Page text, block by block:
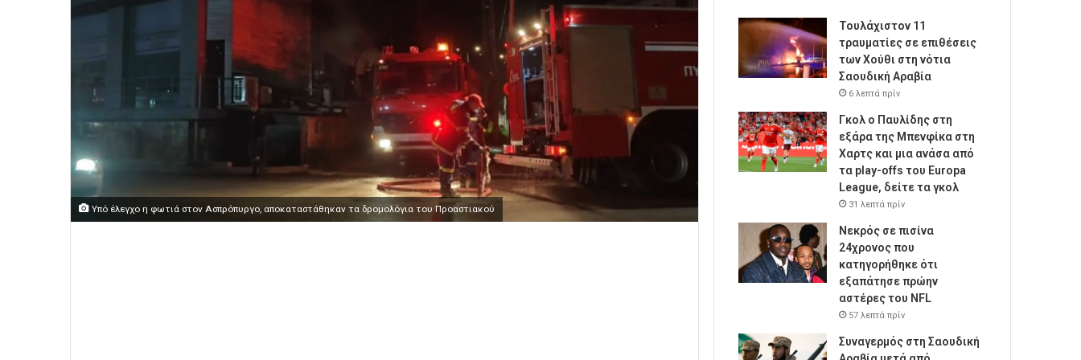
Υπό έλεγχο η φωτιά στον Ασπρόπυργο, αποκαταστάθηκαν τα δρομολόγια του Προαστιακού
Τουλάχιστον 11
τραυματίες σε επιθέσεις
των Χούθι στη νότια
Σαουδική Αραβία
6 λεπτά πρίν
Γκολ ο Παυλίδης στη
εξάρα της Μπενφίκα στη
Χαρτς και μια ανάσα από
τα play-offs του Europa
League, δείτε τα γκολ
31 λεπτά πρίν
Νεκρός σε πισίνα
24χρονος που
κατηγορήθηκε ότι
εξαπάτησε πρώην
αστέρες του NFL
57 λεπτά πρίν
Συναγερμός στη Σαουδική